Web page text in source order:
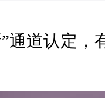
通道认定